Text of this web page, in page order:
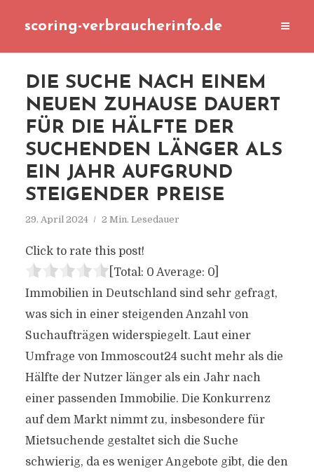
scoring-verbraucherinfo.de
DIE SUCHE NACH EINEM
NEUEN ZUHAUSE DAUERT
FÜR DIE HÄLFTE DER
SUCHENDEN LÄNGER ALS
EIN JAHR AUFGRUND
STEIGENDER PREISE
29. April 2024 2 Min. Lesedauer
Click to rate this post!
[Total: 0 Average: 0]
Immobilien in Deutschland sind sehr gefragt,
was sich in einer steigenden Anzahl von
Suchaufträgen widerspiegelt. Laut einer
Umfrage von Immoscout24 sucht mehr als die
Hälfte der Nutzer länger als ein Jahr nach
einer passenden Immobilie. Die Konkurrenz
auf dem Markt nimmt zu, insbesondere für
Mietsuchende gestaltet sich die Suche
schwierig, da es weniger Angebote gibt, die den